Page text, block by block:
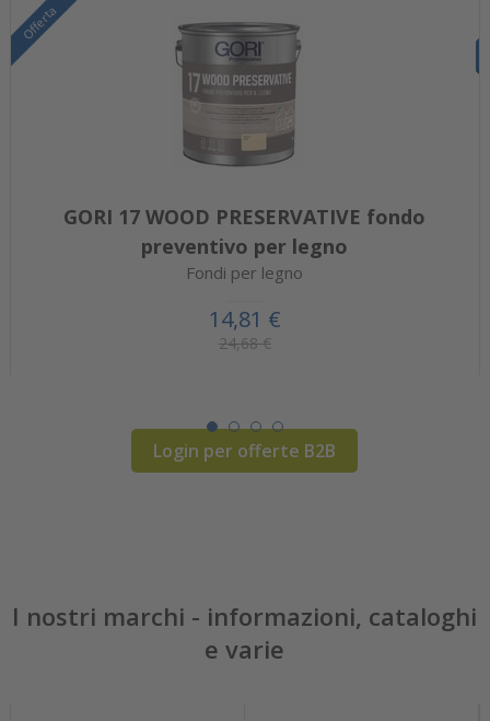
Offerta
GORI 17 WOOD PRESERVATIVE fondo
preventivo per legno
Fondi per legno
14,81 €
24,68 €
Login per offerte B2B
I nostri marchi - informazioni, cataloghi
e varie